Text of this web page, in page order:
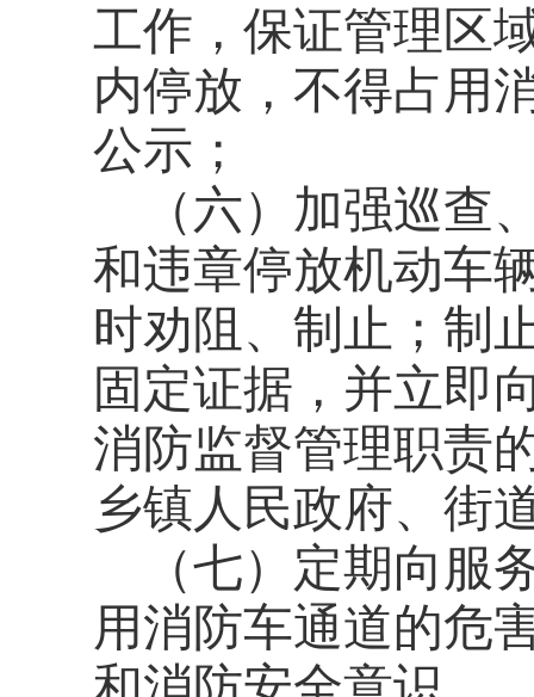
工作，保证管理区
内停放，不得占用
公示；
（六）加强巡查
和违章停放机动车
时劝阻、制止；制
固定证据，并立即
消防监督管理职责
乡镇人民政府、街
（七）定期向服
用消防车通道的危